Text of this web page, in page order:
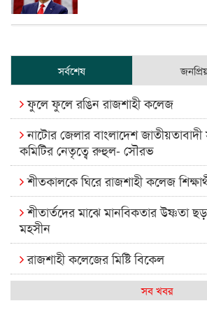
সর্বশেষ
ফুলে ফুলে রঙিন রাজশাহী কলেজ
নাটোর জেলার বাংলাদেশ
কমিটির নেতৃত্বে রুহুল- সৌরভ
শীতকালকে ঘিরে রাজশাহী কলেজ
শীতার্তদের মাঝে মানবিকতার উষ্ণতা
মহসীন
রাজশাহী কলেজের মিষ্টি বিকেল
কেমন আছে আমাদের দেশের মধ্যবিত্তরা
সব খবর